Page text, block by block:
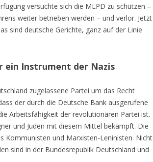
versuchte sich die MLPD zu schützen –
weiter betrieben werden – und verlor. Jetzt
sind deutsche Gerichte, ganz auf der Linie
Instrument der Nazis
zugelassene Partei um das Recht
der durch die Deutsche Bank ausgerufene
Arbeitsfähigkeit der revolutionären Partei ist.
und Juden mit diesem Mittel bekämpft. Die
Kommunisten und Marxisten-Leninisten. Nicht
sind in der Bundesrepublik Deutschland und